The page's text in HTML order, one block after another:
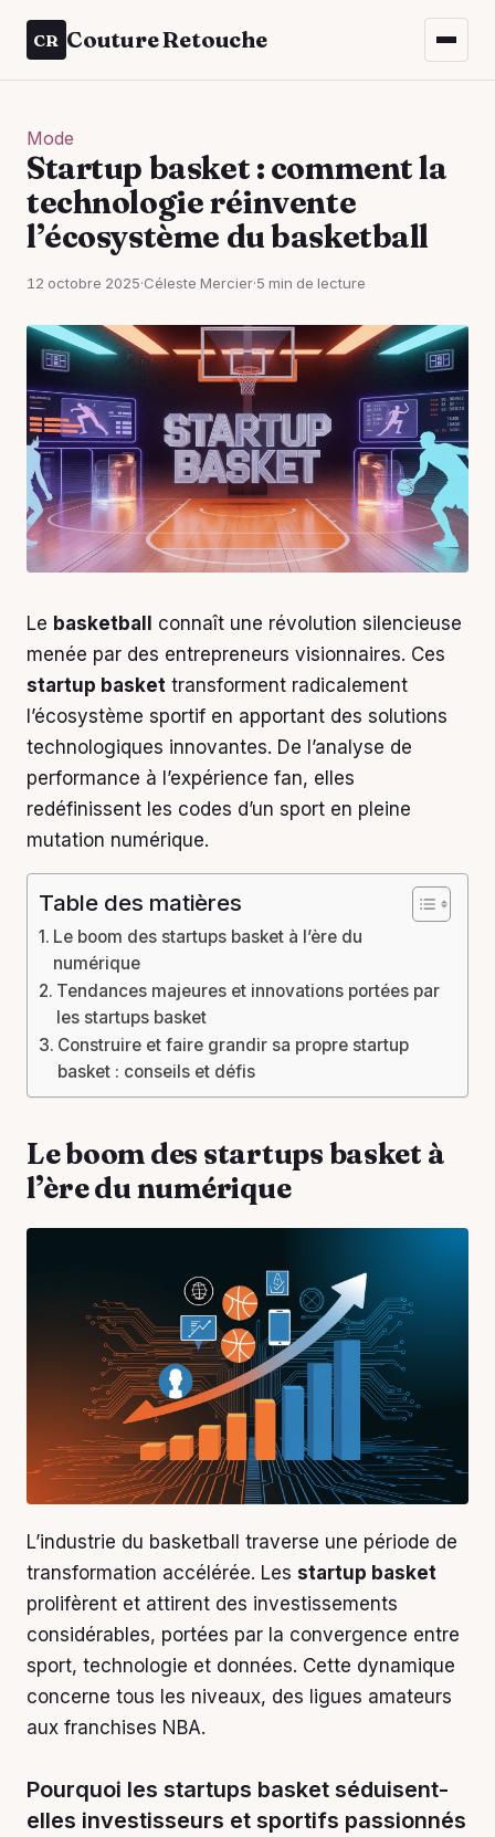
CR Couture Retouche
Mode
Startup basket : comment la
technologie réinvente
l’écosystème du basketball
12 octobre 2025·Céleste Mercier·5 min de lecture
Le basketball
connaît une révolution silencieuse
menée par des entrepreneurs visionnaires. Ces
startup basket transforment radicalement
l’écosystème sportif en apportant des solutions
technologiques innovantes. De l’analyse de
performance à l’expérience fan, elles
redéfinissent les codes d’un sport en pleine
mutation numérique.
Table des matières
Le boom des startups basket à l’ère du
numérique
Tendances majeures et innovations portées par
les startups basket
Construire et faire grandir sa propre startup
basket : conseils et défis
Le boom des startups basket à
l’ère du numérique
L’industrie du basketball traverse une période de
transformation accélérée. Les startup basket
prolifèrent et attirent des investissements
considérables, portées par la convergence entre
sport, technologie et données. Cette dynamique
concerne tous les niveaux, des ligues amateurs
aux franchises NBA.
Pourquoi les startups basket séduisent-
elles investisseurs et sportifs passionnés